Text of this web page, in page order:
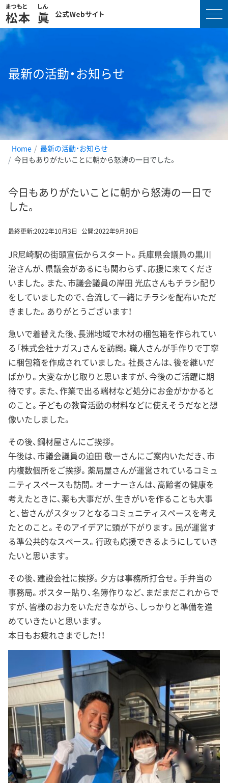
コ
ス
キ
ッ
最新の活動・お知らせ
Home
最新の活動・お知らせ
今日もありがたいことに朝から怒涛の一日でした。
今日もありがたいことに朝から怒涛の一日で
した。
最終更新:2022年10月3日 公開:2022年9月30日
JR尼崎駅の街頭宣伝からスタート。兵庫県会議員の黒川
治さんが、県議会があるにも関わらず、応援に来てくださ
いました。また、市議会議員の岸田 光広さんもチラシ配り
をしていましたので、合流して一緒にチラシを配布いただ
きました。ありがとうございます！
急いで着替えた後、長洲地域で木材の梱包箱を作られてい
る「株式会社ナガス」さんを訪問。職人さんが手作りで丁寧
に梱包箱を作成されていました。社長さんは、後を継いだ
ばかり。大変なかじ取りと思いますが、今後のご活躍に期
待です。また、作業で出る端材など処分にお金がかかると
のこと。子どもの教育活動の材料などに使えそうだなと想
像いたしました。
その後、鋼材屋さんにご挨拶。
午後は、市議会議員の迫田 敬一さんにご案内いただき、市
内複数個所をご挨拶。薬局屋さんが運営されているコミュ
ニティスペースも訪問。オーナーさんは、高齢者の健康を
考えたときに、薬も大事だが、生きがいを作ることも大事
と、皆さんがスタッフとなるコミュニティスペースを考え
たとのこと。そのアイデアに頭が下がります。民が運営す
る準公共的なスペース。行政も応援できるようにしていき
たいと思います。
その後、建設会社に挨拶。夕方は事務所打合せ。手弁当の
事務局。ポスター貼り、名簿作りなど、まだまだこれからで
すが、皆様のお力をいただきながら、しっかりと準備を進
めていきたいと思います。
本日もお疲れさまでした！！